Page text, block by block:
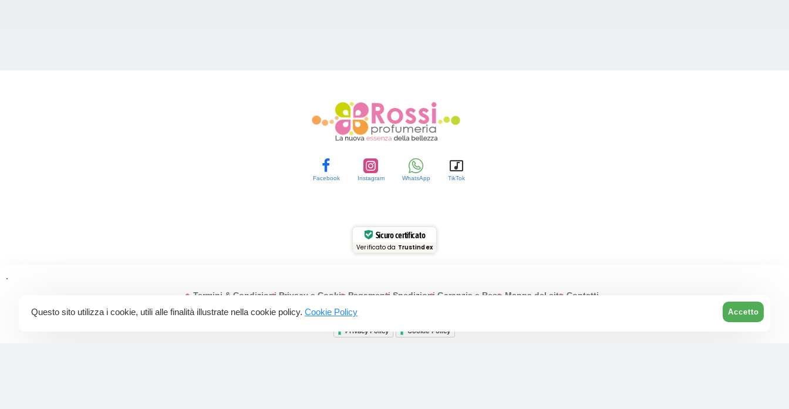
Facebook Instagram WhatsApp TikTok
Sicuro certificato
Verificato da Trustindex
.
Termini & Condizioni Privacy e Cookie Pagamenti Spedizioni Garanzia e Reso Mappa del sito Contatti
© 2015-2025 Profumeriarossi.it | P.iva: 03200430613
Privacy Policy Cookie Policy
Accetto
Questo sito utilizza i cookie, utili alle finalità illustrate nella cookie policy. Cookie Policy